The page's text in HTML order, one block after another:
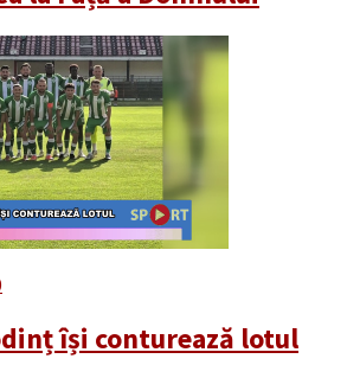
își conturează lotul